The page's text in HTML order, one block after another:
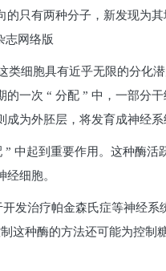
只有两种分子，新发现为
志网络版
类细胞具有近乎无限的分化
一次 “ 分配 ” 中，一部分
为外胚层，将发育成神经系
” 中起到重要作用。这种酶
细胞。
发治疗帕金森氏症等神经系
这种酶的方法还可能为控制